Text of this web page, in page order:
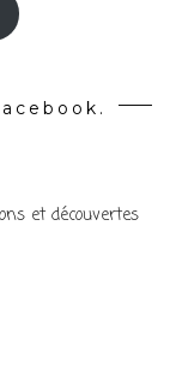
et découvertes